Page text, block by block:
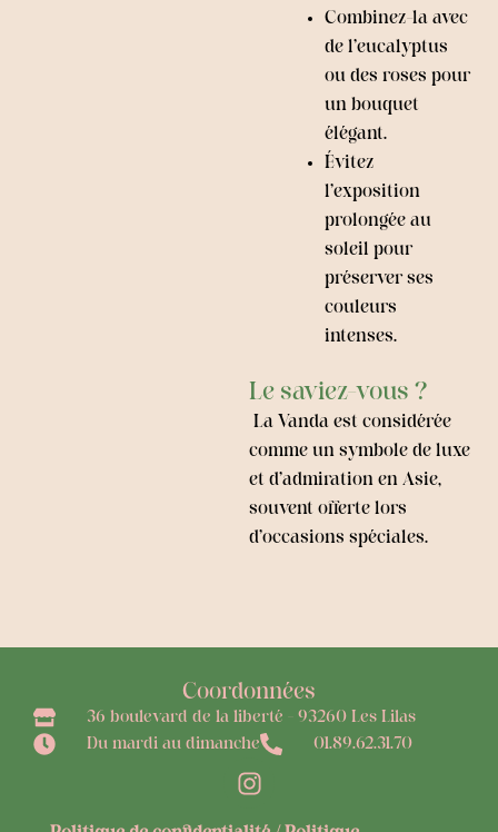
Combinez-la avec
de l’eucalyptus
ou des roses pour
un bouquet
élégant.
Évitez
l’exposition
prolongée au
soleil pour
préserver ses
couleurs
intenses.
Le saviez-vous ?
La Vanda est considérée
comme un symbole de luxe
et d’admiration en Asie,
souvent offerte lors
d’occasions spéciales.
Coordonnées
36 boulevard de la liberté - 93260 Les Lilas
Du mardi au dimanche
01.89.62.31.70
I
n
s